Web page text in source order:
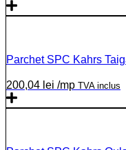
Parchet SPC Kahrs
200,04 lei /mp TVA inclus